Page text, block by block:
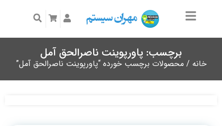
برچسب: پاورپوینت ناصرالحق آمل
خانه / محصولات برچسب خورده “پاورپوینت ناصرالحق آمل”